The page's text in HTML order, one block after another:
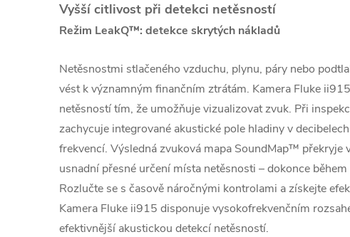
Vyšší citlivost při detekci netěsností
Režim LeakQ™: detekce skrytých nákladů
Netěsnostmi stlačeného vzduchu, plynu, páry nebo
vést k významným finančním ztrátám. Kamera Fluke
netěsností tím, že umožňuje vizualizovat zvuk. Při
zachycuje integrované akustické pole hladiny v
frekvencí. Výsledná zvuková mapa SoundMap™ překryje
usnadní přesné určení místa netěsnosti – dokonce
Rozlučte se s časově náročnými kontrolami a získejte
Kamera Fluke ii915 disponuje vysokofrekvenčním
efektivnější akustickou detekcí netěsností.